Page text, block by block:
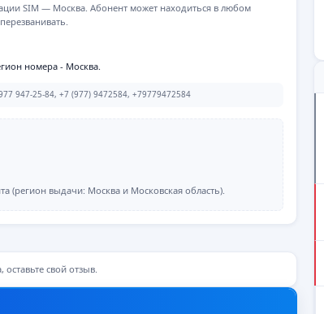
SIM — Москва. Абонент может находиться в любом
номера - Москва.
947-25-84, +7 (977) 9472584, +79779472584
(регион выдачи: Москва и Московская область).
свой отзыв.